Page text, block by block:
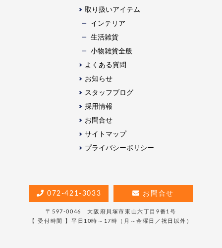
072-421-3033 お問合せ
〒597-0046 大阪府貝塚市東山六丁目9番1号
【 受付時間 】平日10時～17時（月～金曜日／祝日以外）
取り扱いアイテム
インテリア
生活雑貨
⼩物雑貨全般
よくある質問
お知らせ
スタッフブログ
採用情報
お問合せ
サイトマップ
プライバシーポリシー